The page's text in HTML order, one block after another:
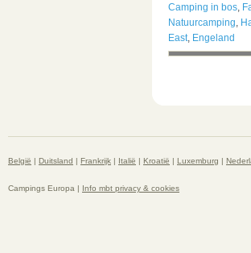
Camping in bos,
Natuurcamping,
East, Engeland
België | Duitsland | Frankrijk | Italië | Kroatië | Luxemburg |
Campings Europa | Info mbt privacy & cookies